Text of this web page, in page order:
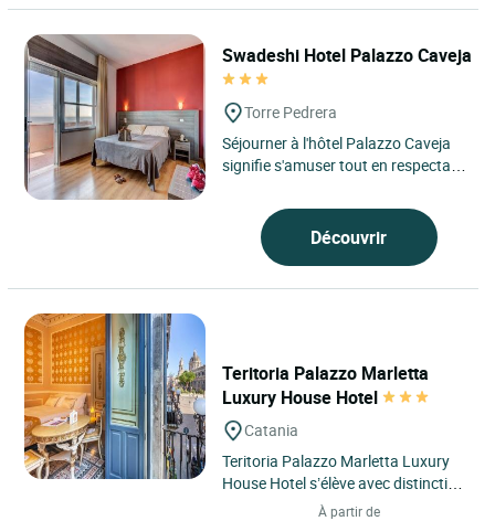
Swadeshi Hotel Palazzo Caveja
Torre Pedrera
Séjourner à l'hôtel Palazzo Caveja
signifie s'amuser tout en respectant
au long de...
Découvrir
Teritoria Palazzo Marletta
Luxury House Hotel
Catania
Teritoria Palazzo Marletta Luxury
House Hotel s’élève avec distinction
au cœur du centre historique de
À partir de